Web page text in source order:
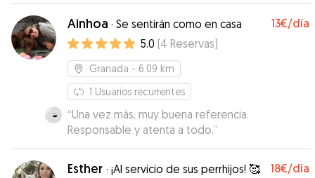
Ainhoa · Se sentirán como en casa 13€/día
5.0 (4 Reservas)
Granada - 6.09 km
1 Usuarios recurrentes
“Una vez más, muy buena referencia.
Responsable y atenta a todo.”
Esther · ¡Al servicio de sus perrhijos! 🥰 18€/día